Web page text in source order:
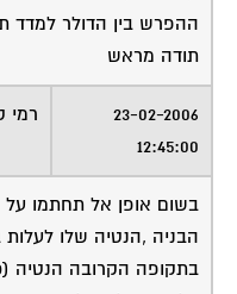
תודה מראש
23-02-2006
12:45:00
רמי
בשום אופן אל תחתמו
הבניה ,הנטיה שלו לעלות
בתקופה הקרובה הנטיה
עלייה בדולר ,עלייה